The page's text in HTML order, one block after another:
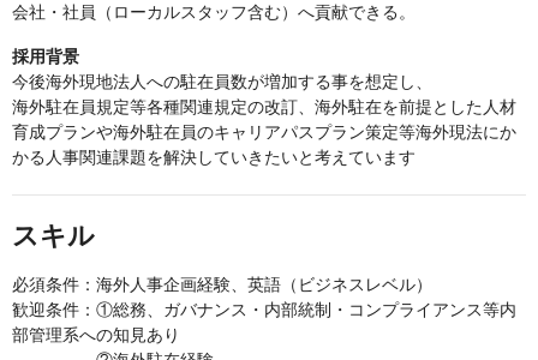
会社・社員（ローカルスタッフ含む）へ貢献できる。
採用背景
今後海外現地法人への駐在員数が増加する事を想定し、
海外駐在員規定等各種関連規定の改訂、海外駐在を前提とした人材
育成プランや海外駐在員のキャリアパスプラン策定等海外現法にか
かる人事関連課題を解決していきたいと考えています
スキル
必須条件：海外人事企画経験、英語（ビジネスレベル）
歓迎条件：①総務、ガバナンス・内部統制・コンプライアンス等内
部管理系への知見あり